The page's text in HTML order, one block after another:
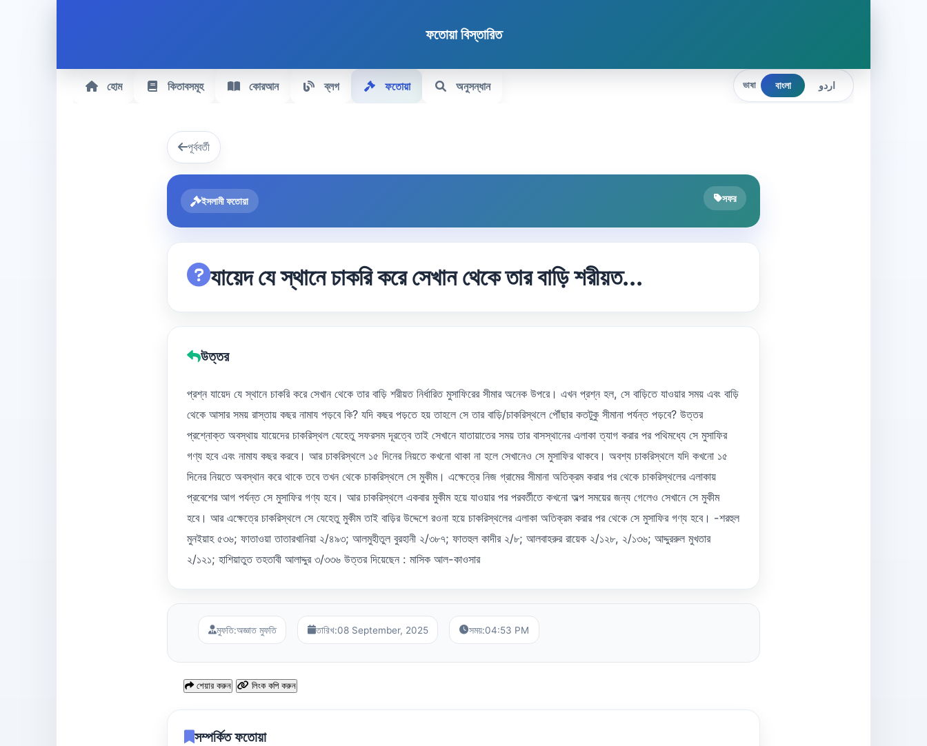
ফতোয়া বিস্তারিত
হোম কিতাবসমূহ কোরআন ব্লগ ফতোয়া অনুসন্ধান ভাষা বাংলা اردو
পূর্ববর্তী
ইসলামী ফতোয়া সফর
যায়েদ যে স্থানে চাকরি করে সেখান থেকে তার বাড়ি শরীয়ত...
উত্তর
প্রশ্ন যায়েদ যে স্থানে চাকরি করে সেখান থেকে তার বাড়ি শরীয়ত নির্ধারিত মুসাফিরের সীমার অনেক উপরে। এখন প্রশ্ন হল, সে বাড়িতে যাওয়ার সময় এবং বাড়ি
থেকে আসার সময় রাস্তায় কছর নামায পড়বে কি? যদি কছর পড়তে হয় তাহলে সে তার বাড়ি/চাকরিস্থলে পৌঁছার কতটুকু সীমানা পর্যন্ত পড়বে? উত্তর
প্রশ্নোক্ত অবস্থায় যায়েদের চাকরিস্থল যেহেতু সফরসম দূরত্বে তাই সেখানে যাতায়াতের সময় তার বাসস্থানের এলাকা ত্যাগ করার পর পথিমধ্যে সে মুসাফির
গণ্য হবে এবং নামায কছর করবে। আর চাকরিস্থলে ১৫ দিনের নিয়তে কখনো থাকা না হলে সেখানেও সে মুসাফির থাকবে। অবশ্য চাকরিস্থলে যদি কখনো ১৫
দিনের নিয়তে অবস্থান করে থাকে তবে তখন থেকে চাকরিস্থলে সে মুকীম। এক্ষেত্রে নিজ গ্রামের সীমানা অতিক্রম করার পর থেকে চাকরিস্থলের এলাকায়
প্রবেশের আগ পর্যন্ত সে মুসাফির গণ্য হবে। আর চাকরিস্থলে একবার মুকীম হয়ে যাওয়ার পর পরবর্তীতে কখনো অল্প সময়ের জন্য গেলেও সেখানে সে মুকীম
হবে। আর এক্ষেত্রে চাকরিস্থলে সে যেহেতু মুকীম তাই বাড়ির উদ্দেশে রওনা হয়ে চাকরিস্থলের এলাকা অতিক্রম করার পর থেকে সে মুসাফির গণ্য হবে। -শরহুল
মুনইয়াহ ৫৩৬; ফাতাওয়া তাতারখানিয়া ২/৪৯৩; আলমুহীতুল বুরহানী ২/৩৮৭; ফাতহুল কাদীর ২/৮; আলবাহরুর রায়েক ২/১২৮, ২/১৩৬; আদ্দুররুল মুখতার
২/১২১; হাশিয়াতুত তহতাবী আলাদ্দুর ৩/৩৩৬ উত্তর দিয়েছেন : মাসিক আল-কাওসার
মুফতি:অজ্ঞাত মুফতি তারিখ:08 September, 2025 সময়:04:53 PM
শেয়ার করুন লিংক কপি করুন
সম্পর্কিত ফতোয়া